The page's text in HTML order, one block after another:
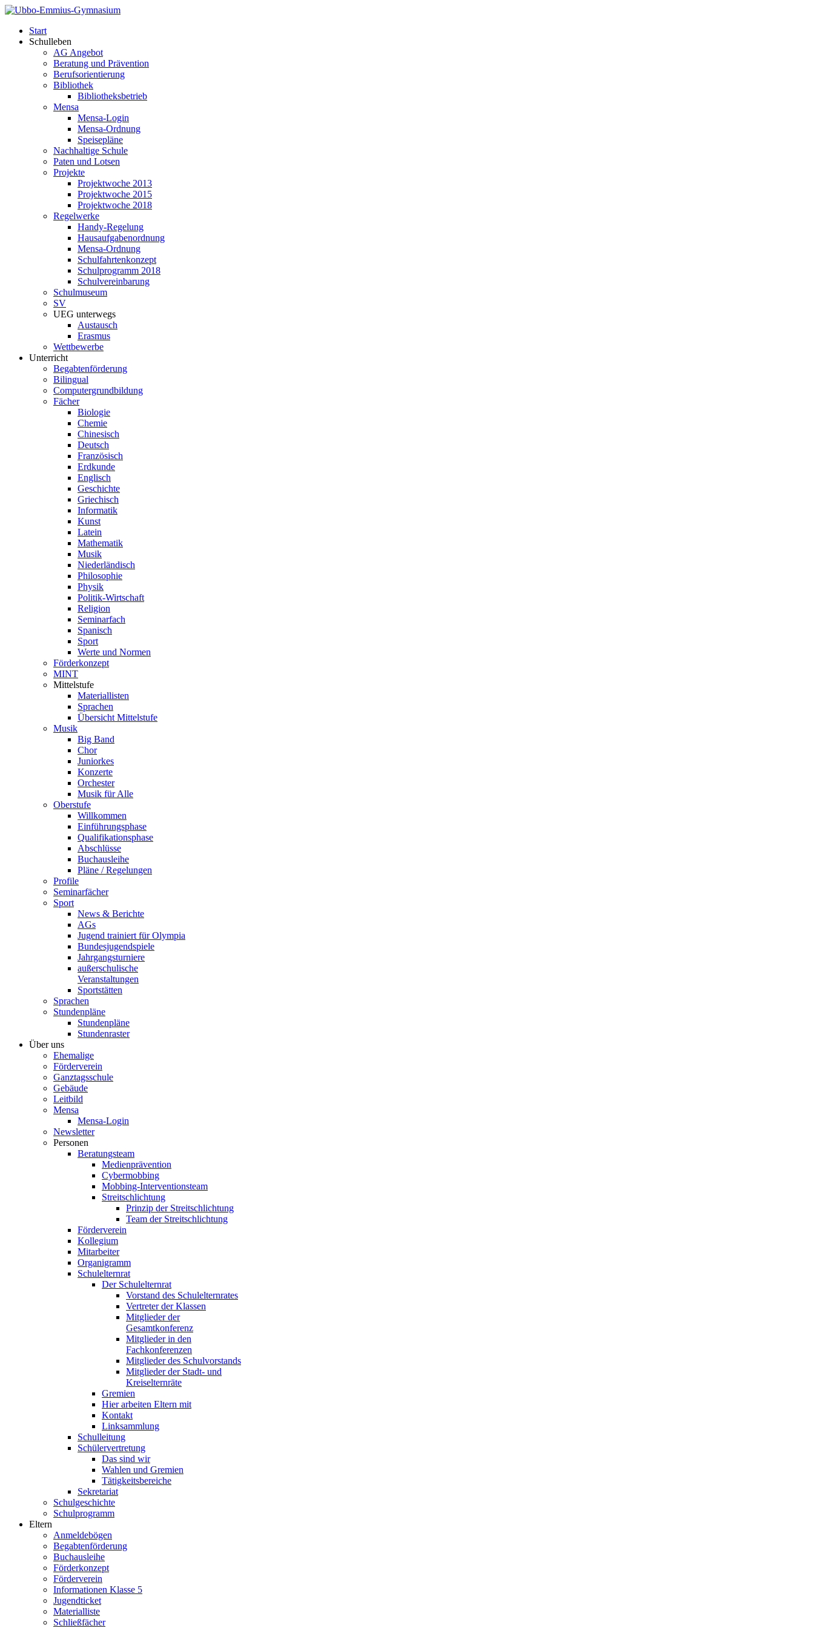
Start
Schulleben
AG Angebot
Beratung und Prävention
Berufsorientierung
Bibliothek
Bibliotheksbetrieb
Mensa
Mensa-Login
Mensa-Ordnung
Speisepläne
Nachhaltige Schule
Paten und Lotsen
Projekte
Projektwoche 2013
Projektwoche 2015
Projektwoche 2018
Regelwerke
Handy-Regelung
Hausaufgabenordnung
Mensa-Ordnung
Schulfahrtenkonzept
Schulprogramm 2018
Schulvereinbarung
Schulmuseum
SV
UEG unterwegs
Austausch
Erasmus
Wettbewerbe
Unterricht
Begabtenförderung
Bilingual
Computergrundbildung
Fächer
Biologie
Chemie
Chinesisch
Deutsch
Französisch
Erdkunde
Englisch
Geschichte
Griechisch
Informatik
Kunst
Latein
Mathematik
Musik
Niederländisch
Philosophie
Physik
Politik-Wirtschaft
Religion
Seminarfach
Spanisch
Sport
Werte und Normen
Förderkonzept
MINT
Mittelstufe
Materiallisten
Sprachen
Übersicht Mittelstufe
Musik
Big Band
Chor
Juniorkes
Konzerte
Orchester
Musik für Alle
Oberstufe
Willkommen
Einführungsphase
Qualifikationsphase
Abschlüsse
Buchausleihe
Pläne / Regelungen
Profile
Seminarfächer
Sport
News & Berichte
AGs
Jugend trainiert für Olympia
Bundesjugendspiele
Jahrgangsturniere
außerschulische
Veranstaltungen
Sportstätten
Sprachen
Stundenpläne
Stundenpläne
Stundenraster
Über uns
Ehemalige
Förderverein
Ganztagsschule
Gebäude
Leitbild
Mensa
Mensa-Login
Newsletter
Personen
Beratungsteam
Medienprävention
Cybermobbing
Mobbing-Interventionsteam
Streitschlichtung
Prinzip der Streitschlichtung
Team der Streitschlichtung
Förderverein
Kollegium
Mitarbeiter
Organigramm
Schulelternrat
Der Schulelternrat
Vorstand des Schulelternrates
Vertreter der Klassen
Mitglieder der
Gesamtkonferenz
Mitglieder in den
Fachkonferenzen
Mitglieder des Schulvorstands
Mitglieder der Stadt- und
Kreiselternräte
Gremien
Hier arbeiten Eltern mit
Kontakt
Linksammlung
Schulleitung
Schülervertretung
Das sind wir
Wahlen und Gremien
Tätigkeitsbereiche
Sekretariat
Schulgeschichte
Schulprogramm
Eltern
Anmeldebögen
Begabtenförderung
Buchausleihe
Förderkonzept
Förderverein
Informationen Klasse 5
Jugendticket
Materialliste
Schließfächer